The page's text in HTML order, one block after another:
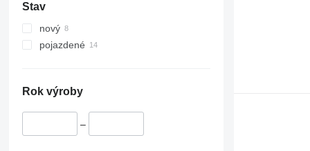
330
336
349
Stav
nový
pojazdené
Rok výroby
–